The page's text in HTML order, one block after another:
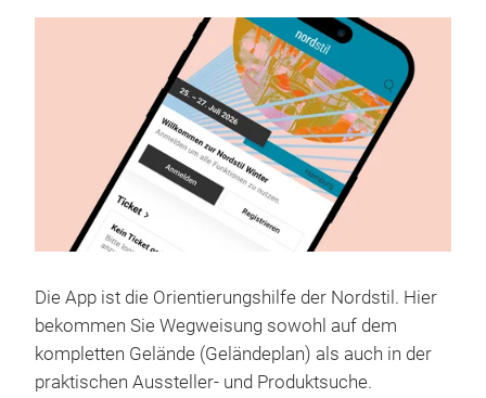
Die App ist die Orientierungshilfe der Nordstil. Hier
bekommen Sie Wegweisung sowohl auf dem
kompletten Gelände (Geländeplan) als auch in der
praktischen Aussteller- und Produktsuche.